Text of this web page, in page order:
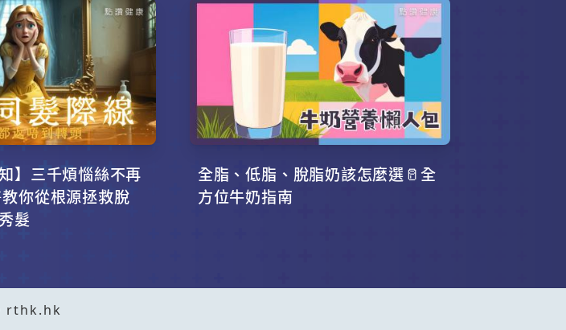
】三千煩惱絲不再
你從根源拯救脫
髮
全脂、低脂、脫脂奶該怎麼選🥛全
方位牛奶指南
rthk.hk